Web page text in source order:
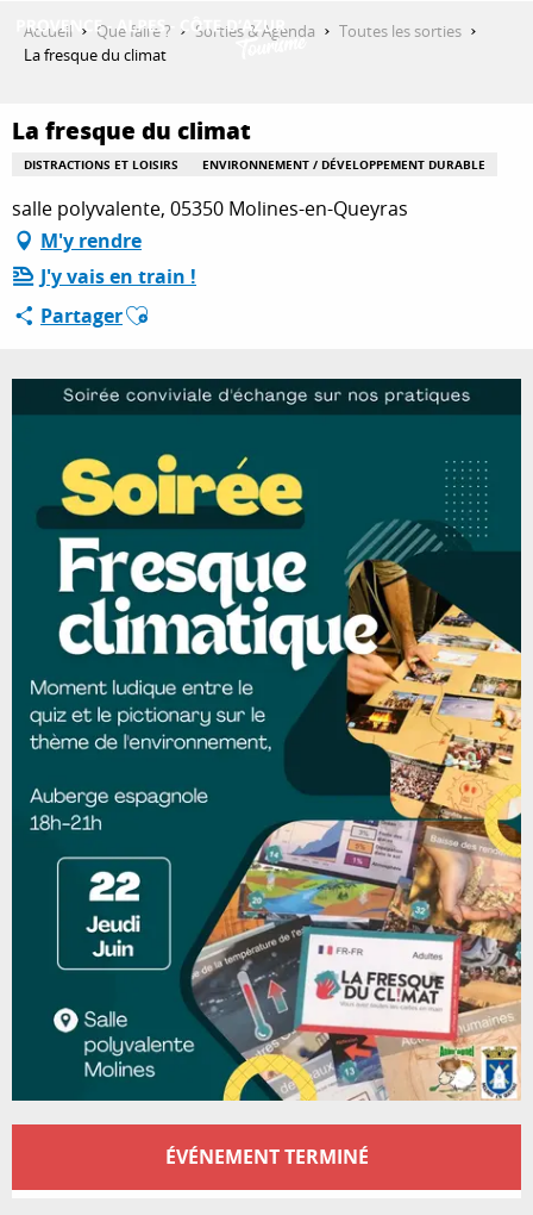
QUE FAIRE ?
SÉJOURNER
ESPACE PRO
Accueil Que faire ? Sorties & Agenda
Toutes les sorties
La fresque du climat
La fresque du climat
DISTRACTIONS ET LOISIRS ENVIRONNEMENT / DÉVELOPPEMENT DURABLE
salle polyvalente, 05350 Molines-en-Queyras
M'y rendre
J'y vais en train !
PartagerAjouter aux favoris
Ouverture et coordonnées
ÉVÉNEMENT TERMINÉ